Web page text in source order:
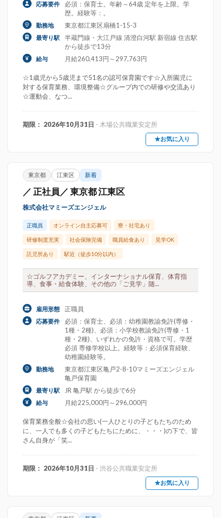
応募要件
必須：保育士。年齢～64歳 定年を上限。学
歴。経験等：。
勤務地 東京都江東区扇橋1-15-3
最寄り駅
半蔵門線・大江戸線 清澄白河駅 新宿線 住吉駅
から徒歩で13分
給与 月給260,413円～297,763円
☆1歳児から5歳児まで51名の認可保育園です☆入所園児に
対する保育業務、環境整備☆グループ内での研修や交流あり
☆運動会、なつ...
期限： 2026年10月31日 - 木場公共職業安定所
★お気に入り
東京都 江東区 新着
／ 正社員／ 東京都 江東区
株式会社マミーズエンジェル
正職員 オンライン自主応募可 寮・社宅あり
研修制度充実 社会保険完備 職員給食あり 見学OK
託児所あり 駅近（徒歩10分以内）
☆ゴルフアカデミー、インターナショナル保育、体育指
導、食事・給食体験、その他の「ご見学」随...
雇用形態 正職員
応募要件
必須：保育士、必須：幼稚園教諭免許(専修・
1種・2種)、必須：小学校教諭免許(専修・1
種・2種)、いずれかの免許・資格で可。学歴
必須 専修学校以上。経験等：必須保育経験、
幼稚園経験等。
勤務地
東京都江東区亀戸2-8-10マミーズエンジェル
亀戸保育園
最寄り駅 JR 亀戸駅 から徒歩で6分
給与 月給225,000円～296,000円
保育業務全般☆会社の思い(一人ひとりの子どもたちのため
に、一人でも多くの子どもたちにために、・・・)の下で、皆
さん自身が「笑...
期限： 2026年10月31日 - 渋谷公共職業安定所
★お気に入り